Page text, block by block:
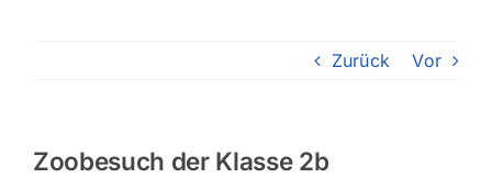
Zurück Vor
Zoobesuch der Klasse 2b